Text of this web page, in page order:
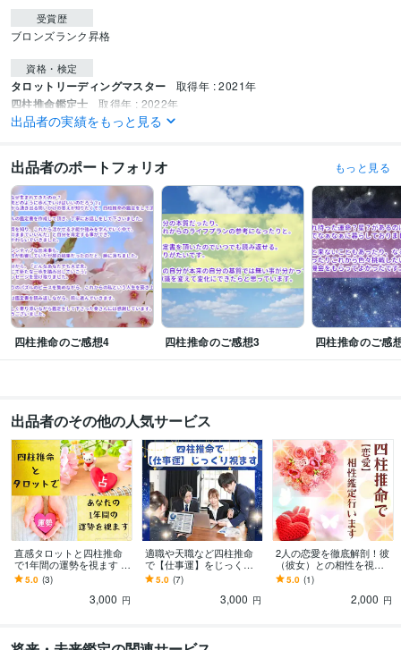
受賞歴
ブロンズランク昇格
資格・検定
タロットリーディングマスター 取得年 : 2021年
四柱推命鑑定士 取得年 : 2022年
占い タロット 心理学
占い 四柱推命
占い 四柱推命
出品者の実績をもっと見る
出品者のポートフォリオ もっと見る
四柱推命のご感想4 四柱推命のご感想3 四柱推命のご感
出品者のその他の人気サービス
直感タロットと四柱推命
で1年間の運勢を視ます 運
勢を活かして、楽しい1年
を過ごせるようにしま
5.0 (3)
3,000 円
適職や天職など四柱推命
で【仕事運】をじっくり
視ます キャリアアップ/収
入アップ/転職/天職/起業/
5.0 (7)
3,000 円
2人の恋愛を徹底解剖！彼
（彼女）との相性を視ま
す 生年月日で紐解く！あ
なたとお相手の恋愛の型
5.0 (1)
2,000 円